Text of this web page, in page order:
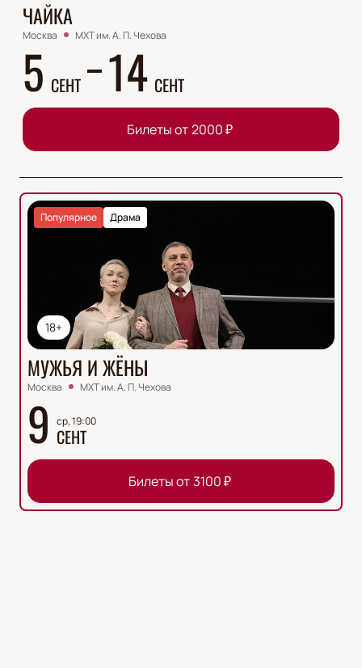
ЧАЙКА
Москва МХТ им. А. П. Чехова
5 СЕНТ 14 СЕНТ
Билеты от 2000₽
18+
Драма
Популярное
МУЖЬЯ И ЖЁНЫ
Москва МХТ им. А. П. Чехова
9 ср, 19:00
СЕНТ
Билеты от 3100₽